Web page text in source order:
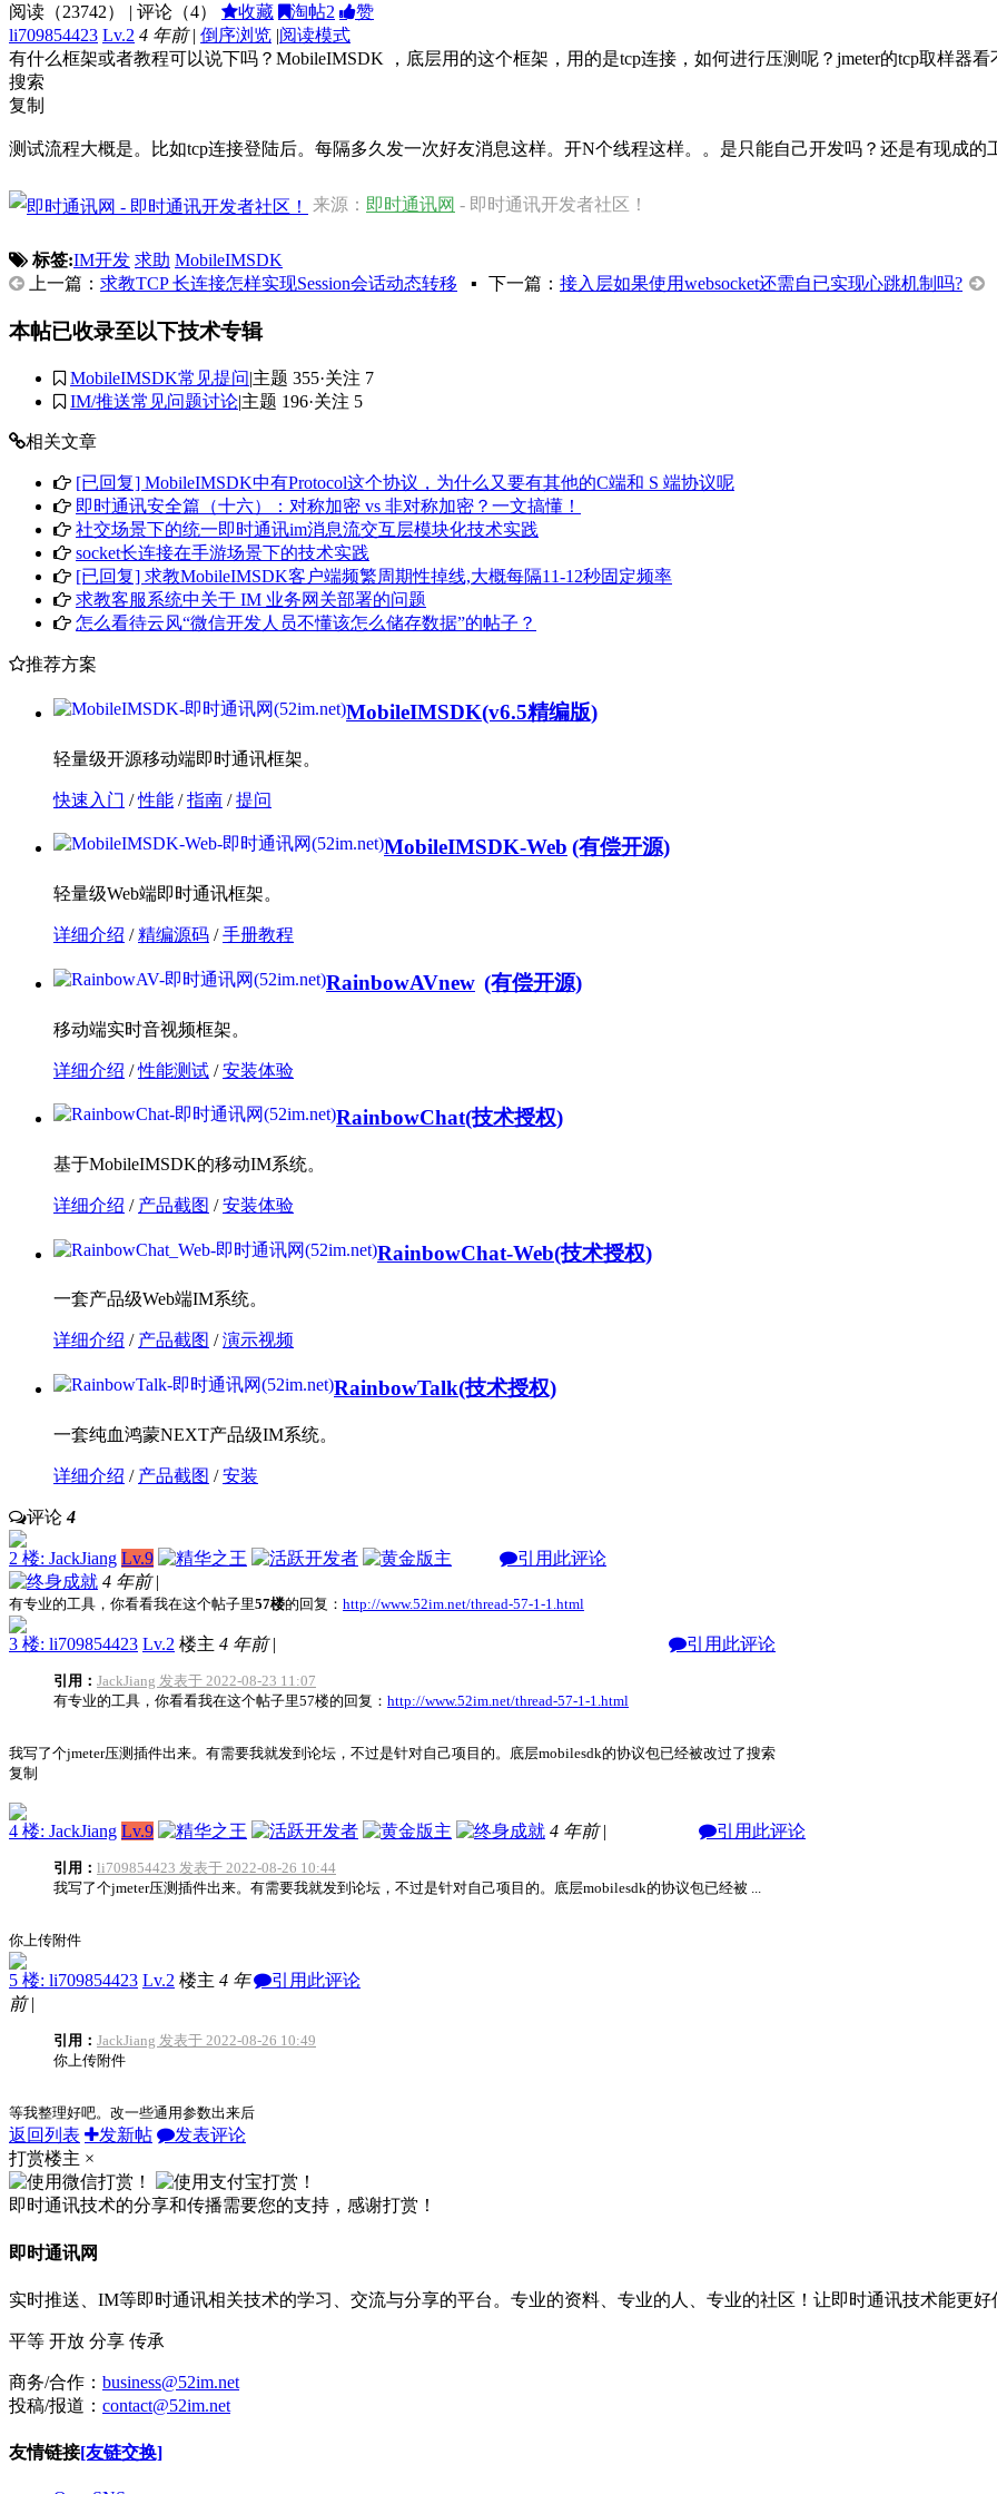
阅读（23742） | 评论（4） 收藏 淘帖2
赞
li709854423 Lv.2 4 年前 | 倒序浏览 |阅读模式
有什么框架或者教程可以说下吗？MobileIMSDK ，底层用的这个框架，用的是tcp连接，如何进行压测呢？jmeter的tcp取样器看
搜索
复制
测试流程大概是。比如tcp连接登陆后。每隔多久发一次好友消息这样。开N个线程这样。。是只能自己开发吗？还是有现成的
来源： 即时通讯网 - 即时通讯开发者社区！
标签:IM开发 求助 MobileIMSDK
上一篇： 求教TCP 长连接怎样实现Session会话动态转移 ▪ 下一篇： 接入层如果使用websocket还需自已实现心跳机制吗?
本帖已收录至以下技术专辑
MobileIMSDK常见提问|主题 355·关注 7
IM/推送常见问题讨论|主题 196·关注 5
相关文章
[已回复] MobileIMSDK中有Protocol这个协议，为什么又要有其他的C端和 S 端协议呢
即时通讯安全篇（十六）：对称加密 vs 非对称加密？一文搞懂！
社交场景下的统一即时通讯im消息流交互层模块化技术实践
socket长连接在手游场景下的技术实践
[已回复] 求教MobileIMSDK客户端频繁周期性掉线,大概每隔11-12秒固定频率
求教客服系统中关于 IM 业务网关部署的问题
怎么看待云风“微信开发人员不懂该怎么储存数据”的帖子？
推荐方案
MobileIMSDK(v6.5精编版)
轻量级开源移动端即时通讯框架。
快速入门 / 性能 / 指南 / 提问
MobileIMSDK-Web (有偿开源)
轻量级Web端即时通讯框架。
详细介绍 / 精编源码 / 手册教程
RainbowAVnew (有偿开源)
移动端实时音视频框架。
详细介绍 / 性能测试 / 安装体验
RainbowChat(技术授权)
基于MobileIMSDK的移动IM系统。
详细介绍 / 产品截图 / 安装体验
RainbowChat-Web(技术授权)
一套产品级Web端IM系统。
详细介绍 / 产品截图 / 演示视频
RainbowTalk(技术授权)
一套纯血鸿蒙NEXT产品级IM系统。
详细介绍 / 产品截图 / 安装
评论4
引用此评论
2 楼: JackJiang Lv.9
4 年前 |
有专业的工具，你看看我在这个帖子里57楼的回复： http://www.52im.net/thread-57-1-1.html
引用此评论
3 楼: li709854423 Lv.2 楼主 4 年前 |
引用： JackJiang 发表于 2022-08-23 11:07
有专业的工具，你看看我在这个帖子里57楼的回复： http://www.52im.net/thread-57-1-1.html
我写了个jmeter压测插件出来。有需要我就发到论坛，不过是针对自己项目的。底层mobilesdk的协议包已经被改过了搜索
复制
引用此评论
4 楼: JackJiang Lv.9 4 年前 |
引用： li709854423 发表于 2022-08-26 10:44
我写了个jmeter压测插件出来。有需要我就发到论坛，不过是针对自己项目的。底层mobilesdk的协议包已经被 ...
你上传附件
引用此评论
5 楼: li709854423 Lv.2 楼主 4 年
前 |
引用： JackJiang 发表于 2022-08-26 10:49
你上传附件
等我整理好吧。改一些通用参数出来后
返回列表 发新帖
发表评论
打赏楼主 ×
即时通讯技术的分享和传播需要您的支持，感谢打赏！
即时通讯网
实时推送、IM等即时通讯相关技术的学习、交流与分享的平台。专业的资料、专业的人、专业的社区！让即时通讯技术能更好
平等 开放 分享 传承
商务/合作： business@52im.net
投稿/报道： contact@52im.net
友情链接[友链交换]